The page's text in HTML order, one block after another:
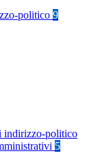
politico 9
indirizzo-politico
5